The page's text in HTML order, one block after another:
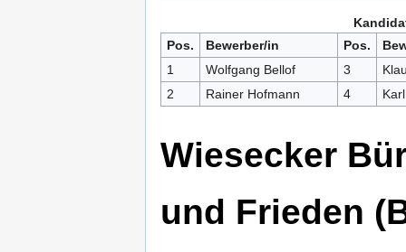
Pos.
Bewerber/in Pos.
1
Wolfgang Bellof 3
2
Rainer Hofmann 4
Wiesecker
und Frieden